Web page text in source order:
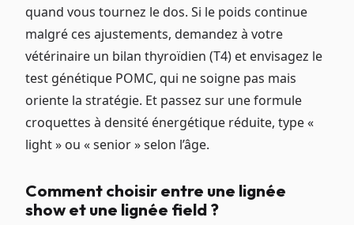
quand vous tournez le dos. Si le poids continue
malgré ces ajustements, demandez à votre
vétérinaire un bilan thyroïdien (T4) et envisagez le
test génétique POMC, qui ne soigne pas mais
oriente la stratégie. Et passez sur une formule
croquettes à densité énergétique réduite, type «
light » ou « senior » selon l’âge.
Comment choisir entre une lignée
show et une lignée field ?